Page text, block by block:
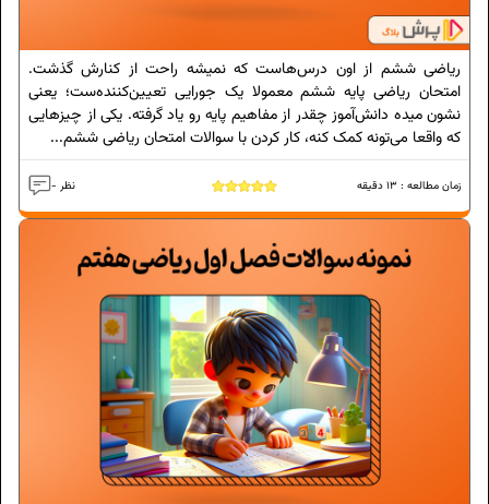
ریاضی ششم از اون درس‌هاست که نمیشه راحت از کنارش گذشت.
امتحان ریاضی پایه ششم معمولا یک جورایی تعیین‌کننده‌ست؛ یعنی
نشون میده دانش‌آموز چقدر از مفاهیم پایه رو یاد گرفته. یکی از چیزهایی
که واقعا می‌تونه کمک کنه، کار کردن با سوالات امتحان ریاضی ششم...
- نظر زمان مطالعه : 13 دقیقه